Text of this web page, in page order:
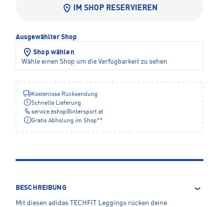
IM SHOP RESERVIEREN
Ausgewählter Shop
Shop wählen
Wähle einen Shop um die Verfügbarkeit zu sehen
Kostenlose Rücksendung
Schnelle Lieferung
service.eshop@intersport.at
Gratis Abholung im Shop**
BESCHREIBUNG
Mit diesen adidas TECHFIT Leggings rücken deine